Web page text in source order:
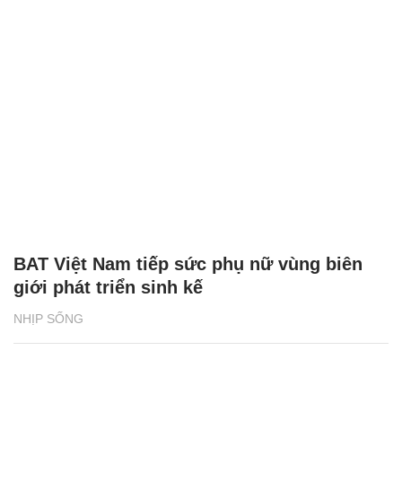
NHỊP SỐNG
BAT Việt Nam tiếp sức phụ nữ vùng biên
giới phát triển sinh kế